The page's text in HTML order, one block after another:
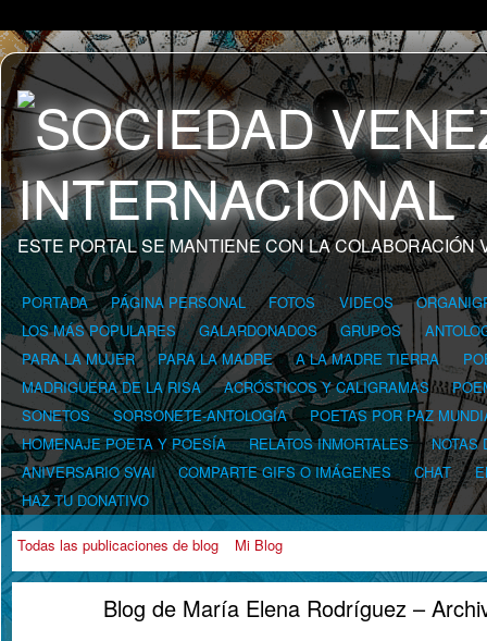
ESTE PORTAL SE MANTIENE CON LA COLABORACIÓN
PORTADA PÁGINA PERSONAL FOTOS VIDEOS
LOS MÁS POPULARES
GALARDONADOS GRUPOS
PARA LA MUJER
PARA LA MADRE A LA MADRE TIERRA
MADRIGUERA DE LA RISA
ACRÓSTICOS Y CALIGRAMAS
SONETOS
SORSONETE-ANTOLOGÍA
POETAS POR PAZ
HOMENAJE POETA Y POESÍA
RELATOS INMORTALES
NOTAS
ANIVERSARIO SVAI
COMPARTE GIFS O IMÁGENES CHAT
HAZ TU DONATIVO
Todas las publicaciones de blog Mi Blog
Blog de María Elena Rodríguez –